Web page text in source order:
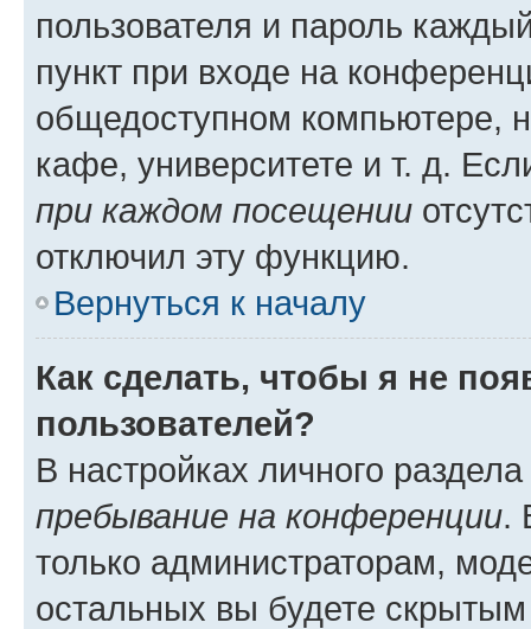
пользователя и пароль
пункт при входе на
общедоступном компьютере,
кафе, университете и т. д.
при каждом посещении
отключил эту функцию.
Вернуться к началу
Как сделать, чтобы я не
пользователей?
В настройках личного
пребывание на конференции.
только администраторам,
остальных вы будете